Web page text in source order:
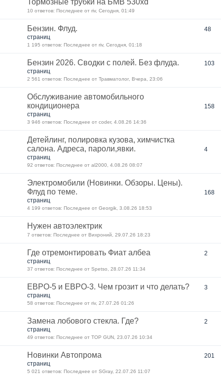
Тормозные трубки на БМВ 530xd
10 ответов: Последнее от riv, Сегодня, 01:49
Бензин. Флуд.
48
страниц
1 195 ответов: Последнее от riv, Сегодня, 01:18
Бензин 2026. Сводки с полей. Без флуда.
103
страниц
2 561 ответов: Последнее от Травматолог, Вчера, 23:06
Обслуживание автомобильного
кондиционера
158
страниц
3 946 ответов: Последнее от coder, 4.08.26 14:36
Детейлинг, полировка кузова, химчистка
салона. Адреса, пароли,явки.
4
страниц
92 ответов: Последнее от al2000, 4.08.26 08:07
Электромобили (Новинки. Обзоры. Цены).
Флуд по теме.
168
страниц
4 199 ответов: Последнее от Georgik, 3.08.26 18:53
Нужен автоэлектрик
7 ответов: Последнее от Вихроний, 29.07.26 18:23
Где отремонтировать Фиат албеа
2
страниц
37 ответов: Последнее от Spetso, 28.07.26 11:34
ЕВРО-5 и ЕВРО-3. Чем грозит и что делать?
3
страниц
58 ответов: Последнее от riv, 27.07.26 01:26
Замена лобового стекла. Где?
2
страниц
49 ответов: Последнее от TOP GUN, 23.07.26 10:34
Новинки Автопрома
201
страниц
5 021 ответов: Последнее от SGray, 22.07.26 11:07